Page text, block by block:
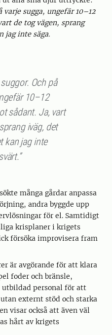
varje sugga, ungefär 10–12
de tog vägen, sprang
jag inte säga.
Och på
10–12
sådant. Ja, vart
iväg, det
kan jag inte
många gårdar anpassa
andra byggde upp
för el. Samtidigt
krisplaner i krigets
försöka improvisera fram
är avgörande för att klara
foder och bränsle,
personal för att
externt stöd och starka
visar också att även väl
hårt av krigets